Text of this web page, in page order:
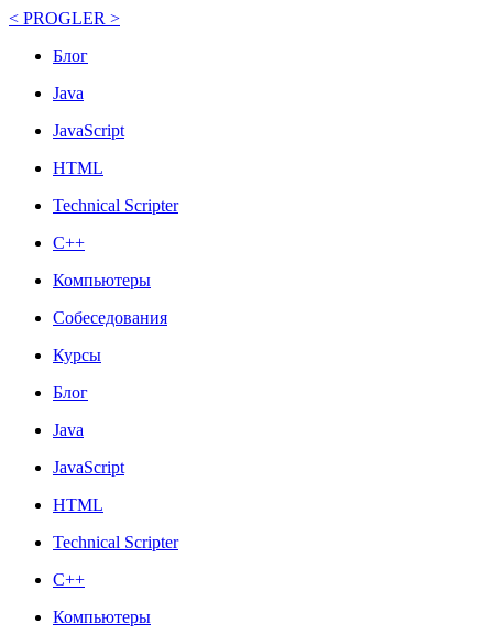
< PROGLER >
Блог
Java
JavaScript
HTML
Technical Scripter
C++
Компьютеры
Собеседования
Курсы
Блог
Java
JavaScript
HTML
Technical Scripter
C++
Компьютеры